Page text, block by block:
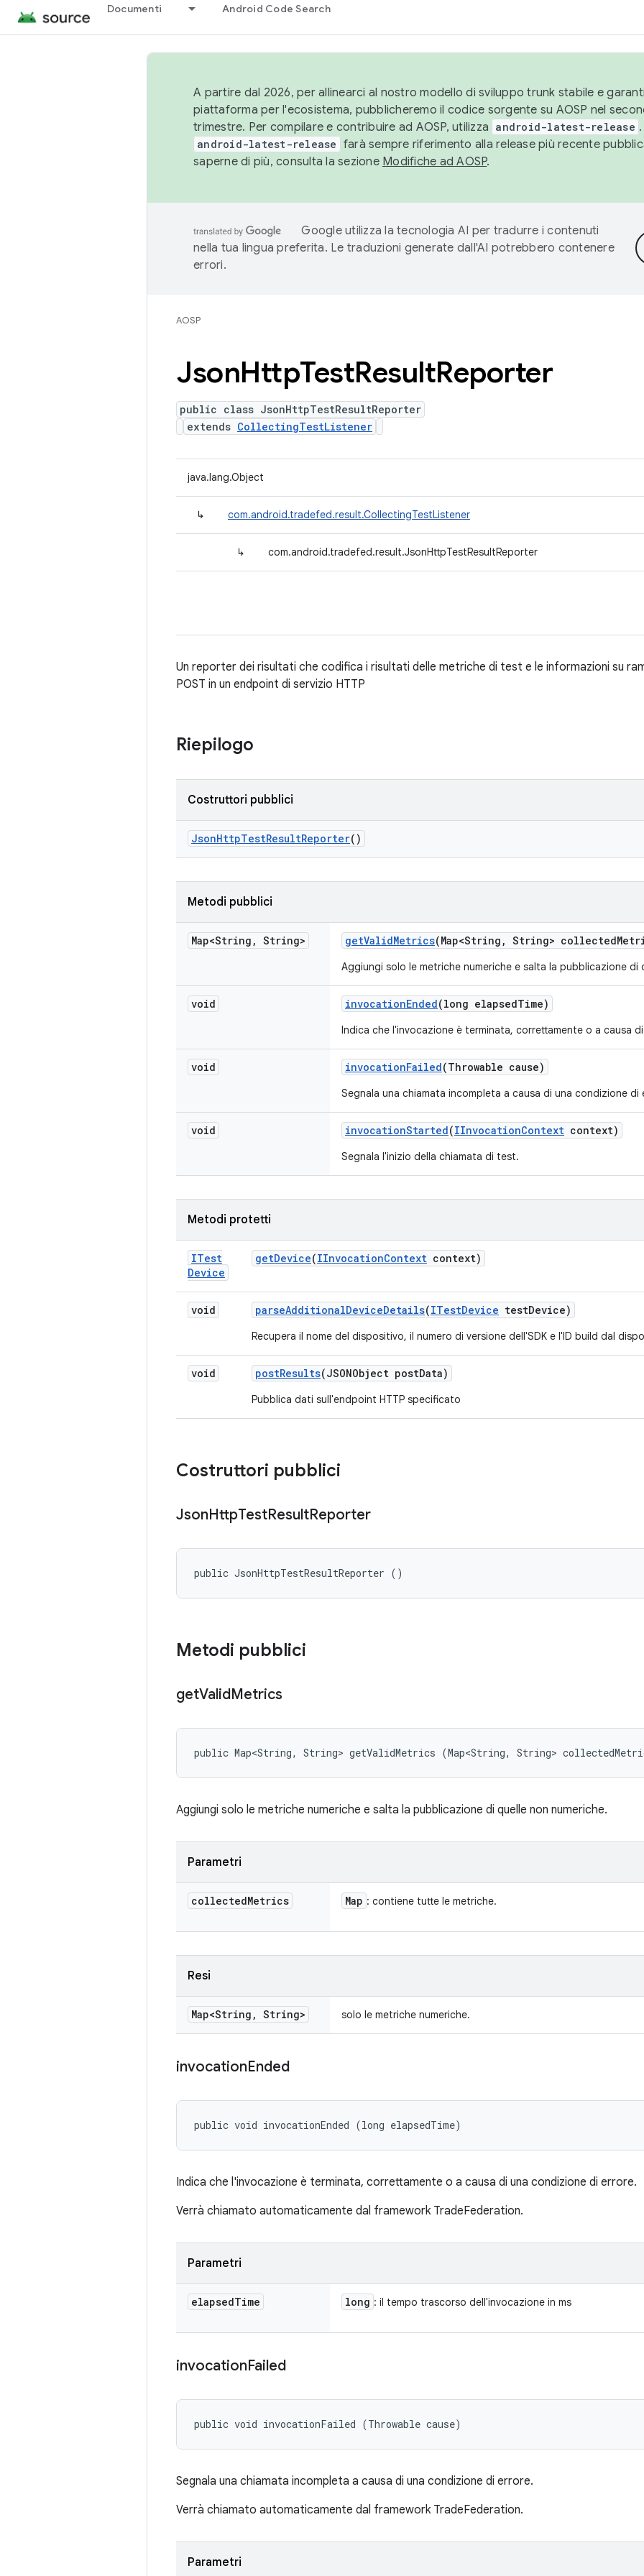
Documenti Android Code Search
A partire dal 2026, per allinearci al nostro modello di sviluppo trunk stabile e
piattaforma per l'ecosistema, pubblicheremo il codice sorgente su AOSP nel
trimestre. Per compilare e contribuire ad AOSP, utilizza android-latest-release
android-latest-release farà sempre riferimento alla release più recente
saperne di più, consulta la sezione Modifiche ad AOSP.
Google utilizza la tecnologia AI per tradurre i contenuti
nella tua lingua preferita. Le traduzioni generate dall'AI potrebbero contenere
errori.
AOSP
JsonHttpTestResultReporter
public class JsonHttpTestResultReporter
extends CollectingTestListener
java.lang.Object
↳ com.android.tradefed.result.CollectingTestListener
↳ com.android.tradefed.result.JsonHttpTestResultReporter
Un reporter dei risultati che codifica i risultati delle metriche di test e le informazioni su
POST in un endpoint di servizio HTTP
Riepilogo
Costruttori pubblici
JsonHttpTestResultReporter()
Metodi pubblici
Map<String , String> getValidMetrics(Map<String , String> collected
Aggiungi solo le metriche numeriche e salta la pubblicazione di
void invocationEnded(long elapsedTime)
Indica che l'invocazione è terminata, correttamente o a causa
void invocationFailed(Throwable cause)
Segnala una chiamata incompleta a causa di una condizione di
void invocationStarted(IInvocationContext context)
Segnala l'inizio della chiamata di test.
Metodi protetti
ITest
Device
getDevice(IInvocationContext context)
void parseAdditionalDeviceDetails(ITestDevice testDevice)
Recupera il nome del dispositivo, il numero di versione dell'SDK e l'ID build dal
void postResults(JSONObject postData)
Pubblica dati sull'endpoint HTTP specificato
Costruttori pubblici
JsonHttpTestResultReporter
public JsonHttpTestResultReporter ()
Metodi pubblici
getValidMetrics
public Map<String, String> getValidMetrics (Map<String, String>
Aggiungi solo le metriche numeriche e salta la pubblicazione di quelle non numeriche.
Parametri
collectedMetrics Map : contiene tutte le metriche.
Resi
Map<String , String> solo le metriche numeriche.
invocationEnded
public void invocationEnded (long elapsedTime)
Indica che l'invocazione è terminata, correttamente o a causa di una condizione di errore.
Verrà chiamato automaticamente dal framework TradeFederation.
Parametri
elapsedTime long : il tempo trascorso dell'invocazione in ms
invocationFailed
public void invocationFailed (Throwable cause)
Segnala una chiamata incompleta a causa di una condizione di errore.
Verrà chiamato automaticamente dal framework TradeFederation.
Parametri